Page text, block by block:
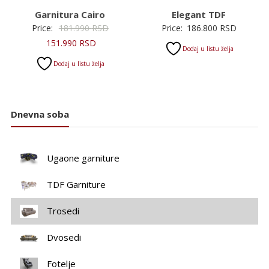
Garnitura Cairo
Price: 181.990RSDOriginalna
151.990 RSDTrenutna
Dodaj u listu želja
Elegant TDF
Price: 186.800 RSD
Dodaj u listu želja
Dnevna soba
Ugaone garniture
TDF Garniture
Trosedi
Dvosedi
Fotelje